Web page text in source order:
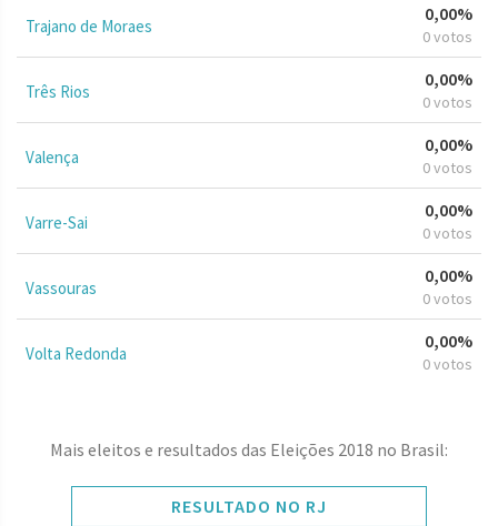
Trajano de Moraes
0,00%
0 votos
Três Rios
0,00%
0 votos
Valença
0,00%
0 votos
Varre-Sai
0,00%
0 votos
Vassouras
0,00%
0 votos
Volta Redonda
0,00%
0 votos
Mais eleitos e resultados das Eleições 2018 no Brasil:
RESULTADO NO RJ